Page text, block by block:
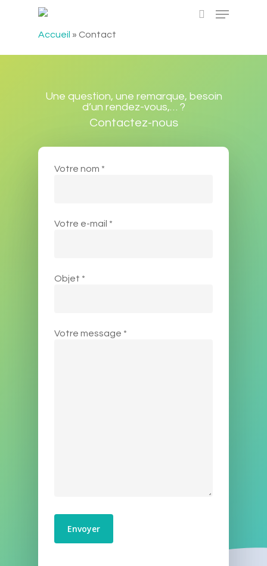
Accueil » Contact
Une question, une remarque, besoin
d’un rendez-vous,… ?
Contactez-nous
Votre nom *
Votre e-mail *
Objet *
Votre message *